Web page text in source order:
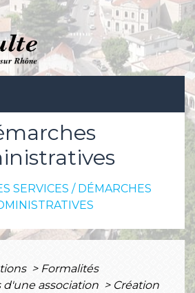
SERVICES / DÉMARCHES
> Formalités
association > Création